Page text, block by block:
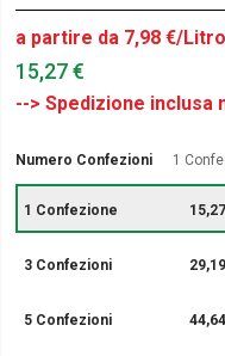
a partire da 7,98 €/Litro
15,27 €
Numero Confezioni 1
1 Confezione
3 Confezioni
5 Confezioni